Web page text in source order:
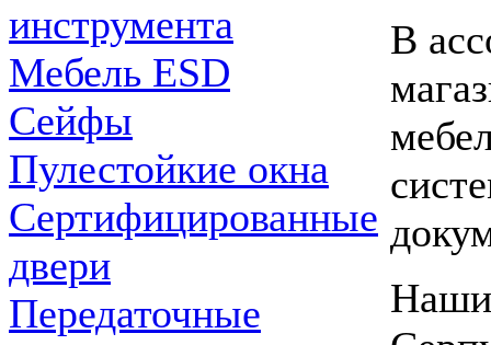
инструмента
Мебель ESD
Сейфы
Пулестойкие окна
Сертифицированные
двери
Передаточные
В